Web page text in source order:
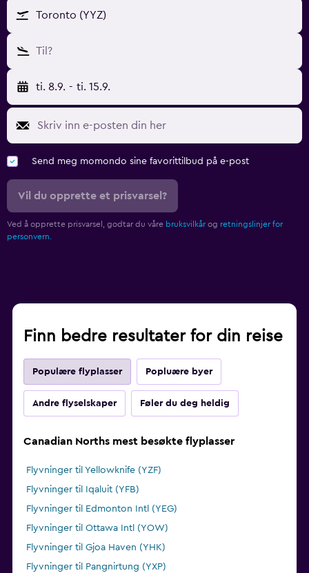
Toronto (YYZ)
Til?
ti. 8.9. - ti. 15.9.
Send meg momondo sine favorittilbud på e-post
Vil du opprette et prisvarsel?
Ved å opprette prisvarsel, godtar du våre bruksvilkår og retningslinjer for
personvern.
Finn bedre resultater for din reise
Populære flyplasser Popluære byer
Andre flyselskaper Føler du deg heldig
Canadian Norths mest besøkte flyplasser
Flyvninger til Yellowknife (YZF)
Flyvninger til Iqaluit (YFB)
Flyvninger til Edmonton Intl (YEG)
Flyvninger til Ottawa Intl (YOW)
Flyvninger til Gjoa Haven (YHK)
Flyvninger til Pangnirtung (YXP)